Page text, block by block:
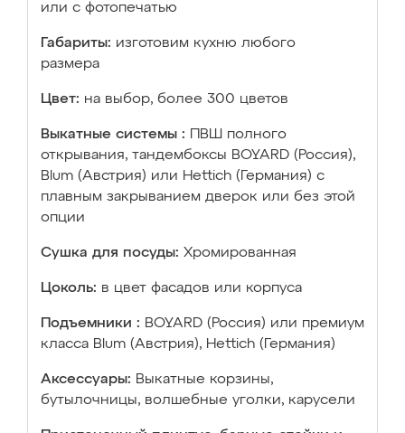
или с фотопечатью
Габариты: изготовим кухню любого
размера
Цвет: на выбор, более 300 цветов
Выкатные системы :
ПВШ полного
открывания, тандембоксы BOYARD (Россия),
Blum (Австрия) или Hettich (Германия) с
плавным закрыванием дверок или без этой
опции
Сушка для посуды: Хромированная
Цоколь: в цвет фасадов или корпуса
Подъемники : BOYARD (Россия) или премиум
класса Blum (Австрия), Hettich (Германия)
Аксессуары: Выкатные корзины,
бутылочницы, волшебные уголки, карусели